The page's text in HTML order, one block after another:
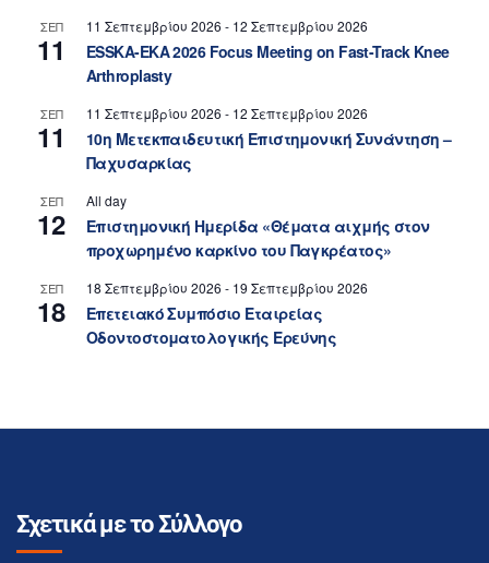
ΣΕΠ
11
11 Σεπτεμβρίου 2026 - 12 Σεπτεμβρίου 2026
ESSKA-EKA 2026 Focus Meeting on Fast-Track Knee
Arthroplasty
ΣΕΠ
11
11 Σεπτεμβρίου 2026 - 12 Σεπτεμβρίου 2026
10η Μετεκπαιδευτική Επιστημονική Συνάντηση –
Παχυσαρκίας
ΣΕΠ
12
All day
Επιστημονική Ημερίδα «Θέματα αιχμής στον
προχωρημένο καρκίνο του Παγκρέατος»
ΣΕΠ
18
18 Σεπτεμβρίου 2026 - 19 Σεπτεμβρίου 2026
Επετειακό Συμπόσιο Εταιρείας
Οδοντοστοματολογικής Ερεύνης
Σχετικά με το Σύλλογο